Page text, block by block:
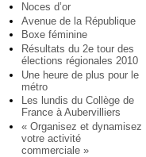
Noces d’or
Avenue de la République
Boxe féminine
Résultats du 2e tour des
élections régionales 2010
Une heure de plus pour le
métro
Les lundis du Collège de
France à Aubervilliers
« Organisez et dynamisez
votre activité
commerciale »